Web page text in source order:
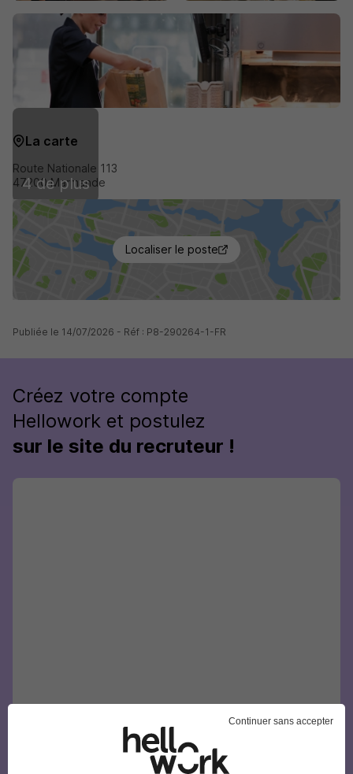
4 de plus
La carte
Route Nationale 113
47200 Marmande
Localiser le poste
Publiée le 14/07/2026 - Réf : P8-290264-1-FR
Créez votre compte
Hellowork et postulez
sur le site du recruteur !
Continuer sans accepter